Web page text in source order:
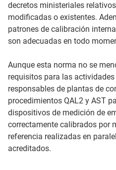
decretos ministeriales
modificadas o existentes.
patrones de calibración
son adecuadas en todo
Aunque esta norma no se
requisitos para las
responsables de plantas de
procedimientos QAL2 y AST
dispositivos de medición de
correctamente calibrados por
referencia realizadas en
acreditados.